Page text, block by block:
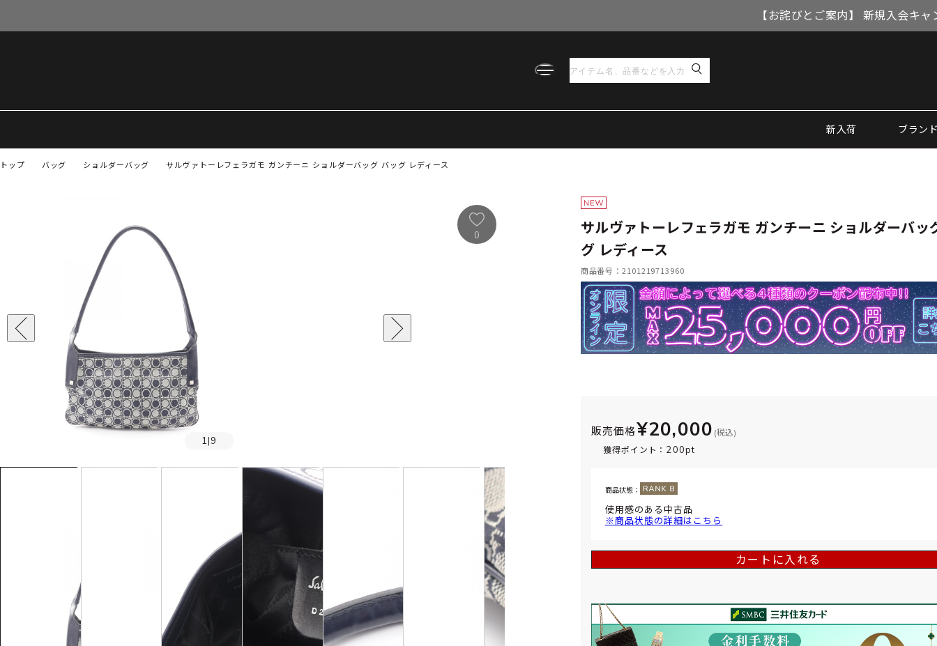
【お詫びとご案内】 新規入会キ
新入荷 ブラン
トップ サルヴァトーレフェラガモ ガンチーニ ショルダーバッグ バッグ レディース
バッグ ショルダーバッグ
1 |9
0
サルヴァトーレフェラガモ ガンチーニ ショルダーバッ
グ レディース
商品番号：2101219713960
販売価格¥20,000 (税込)
獲得ポイント： 200pt
商品状態：
使用感のある中古品
※商品状態の詳細はこちら
カートに入れる